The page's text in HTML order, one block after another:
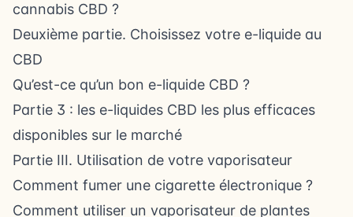
cannabis CBD ?
Deuxième partie. Choisissez votre e-liquide au
CBD
Qu’est-ce qu’un bon e-liquide CBD ?
Partie 3 : les e-liquides CBD les plus efficaces
disponibles sur le marché
Partie III. Utilisation de votre vaporisateur
Comment fumer une cigarette électronique ?
Comment utiliser un vaporisateur de plantes